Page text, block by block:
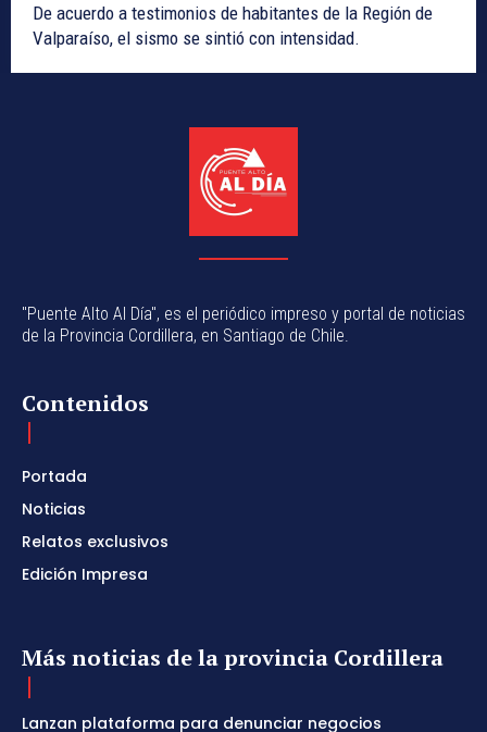
De acuerdo a testimonios de habitantes de la Región de
Valparaíso, el sismo se sintió con intensidad.
"Puente Alto Al Día", es el periódico impreso y portal de noticias
de la Provincia Cordillera, en Santiago de Chile.
Contenidos
Portada
Noticias
Relatos exclusivos
Edición Impresa
Más noticias de la provincia Cordillera
Lanzan plataforma para denunciar negocios